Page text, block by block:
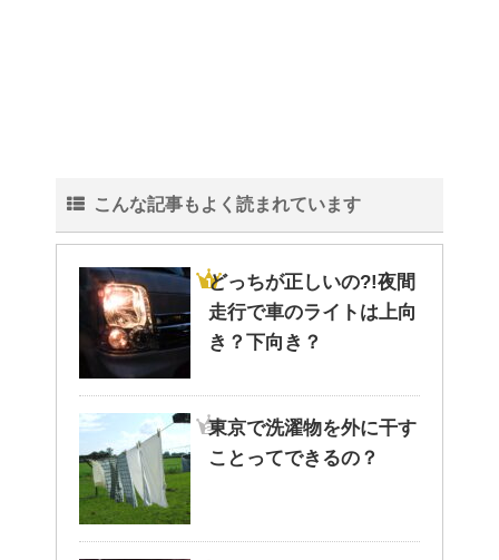
こんな記事もよく読まれています
どっちが正しいの?!夜間
走行で車のライトは上向
き？下向き？
東京で洗濯物を外に干す
ことってできるの？